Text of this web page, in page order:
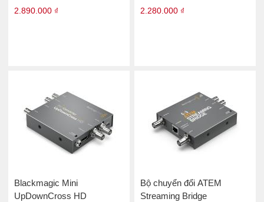
Android
2.890.000 ₫ 2.280.000 ₫
Blackmagic Mini
UpDownCross HD
Bộ chuyển đổi ATEM
Streaming Bridge